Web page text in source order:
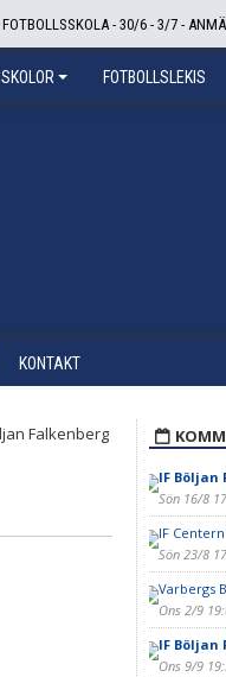
FOTBOLLSSKOLA - 30/6 - 3/7 -
FOTBOLLSLEKIS
KONTAKT
IF Böljan
Sön 16/8
IF
Sön 23/8
Varbergs
Ons 2/9
IF Böljan
Ons 9/9